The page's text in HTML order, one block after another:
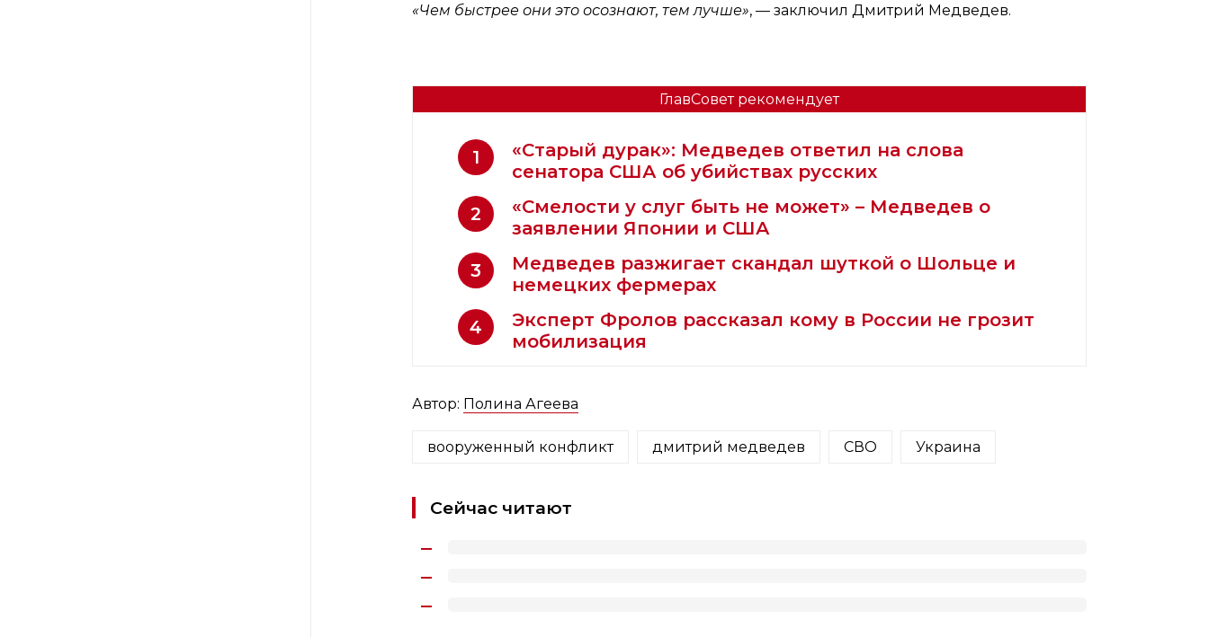
«Чем быстрее они это осознают, тем лучше», — заключил Дмитрий Медведев.
ГлавСовет рекомендует
1
«Старый дурак»: Медведев ответил на слова
сенатора США об убийствах русских
2
«Смелости у слуг быть не может» – Медведев о
заявлении Японии и США
3
Медведев разжигает скандал шуткой о Шольце и
немецких фермерах
4
Эксперт Фролов рассказал кому в России не грозит
мобилизация
Автор: Полина Агеева
вооруженный конфликт дмитрий медведев СВО Украина
Сейчас читают